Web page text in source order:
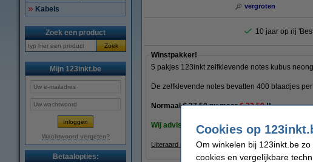
Kabels
Zoek een product
Zoek
Mijn 123inkt.be
Wachtwoord vergeten?
Betaalopties:
vergroten
10 jaar op rij
Winstpakker!
5 pakjes 123inkt zelfklevende notes kubus
De zelfklevende notes bevatten 400 blaadjes
Normaal € 27,50 nu maar€ 22,50!!
Wij adviseren u om deze 123inkt zelfklevende
Uiteraard ook op dit 123inkt huismerkproduct 100%
Cookies op
Om winkelen bij 123inkt.be
cookies en vergelijkbare